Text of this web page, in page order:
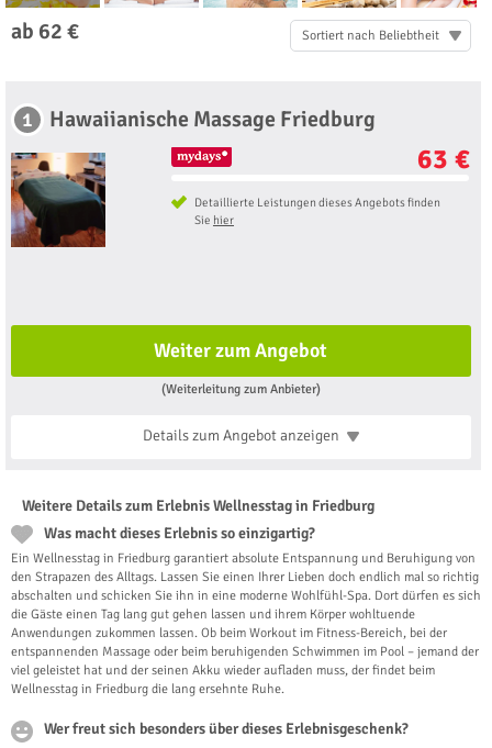
ab 62 € Sortiert nach Beliebtheit
1 Hawaiianische Massage Friedburg
63 €
Detaillierte Leistungen dieses Angebots finden
Sie hier
Weiter zum Angebot
(Weiterleitung zum Anbieter)
Details zum Angebotanzeigen
Weitere Details zum Erlebnis Wellnesstag in Friedburg
Was macht dieses Erlebnis so einzigartig?
Ein Wellnesstag in Friedburg garantiert absolute Entspannung und Beruhigung von
den Strapazen des Alltags. Lassen Sie einen Ihrer Lieben doch endlich mal so richtig
abschalten und schicken Sie ihn in eine moderne Wohlfühl-Spa. Dort dürfen es sich
die Gäste einen Tag lang gut gehen lassen und ihrem Körper wohltuende
Anwendungen zukommen lassen. Ob beim Workout im Fitness-Bereich, bei der
entspannenden Massage oder beim beruhigenden Schwimmen im Pool – jemand der
viel geleistet hat und der seinen Akku wieder aufladen muss, der findet beim
Wellnesstag in Friedburg die lang ersehnte Ruhe.
Wer freut sich besonders über dieses Erlebnisgeschenk?